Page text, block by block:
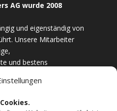
AG wurde 2008
und eigenständig von
Unsere Mitarbeiter
und bestens
bestrebt das